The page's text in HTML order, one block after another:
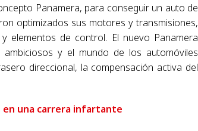
Panamera, para conseguir un auto de
optimizados sus motores y transmisiones,
elementos de control. El nuevo Panamera
y el mundo de los automóviles
direccional, la compensación activa del
en una carrera infartante